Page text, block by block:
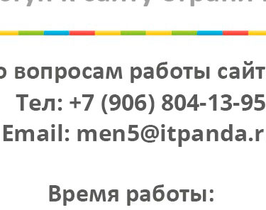
- копия ирландского паспорта/вида на жительство,
* В случае оплаты расходов приглашающей стороной
Помимо основного пакета
Для неработающих (домохозяек, пенсионеров,
и детей до 18 лет (независимо от наличия
- Спонсорское письмо;
- Копия 1-ой страницы российского паспорта спонсора;
- Справка с места учёбы (для школьников и студентов);